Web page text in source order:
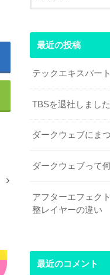
最近の投稿
テックエキスパー
TBSを退社しました
ダークウェブにま
ダークウェブって
アフターエフェク
整レイヤーの違い
最近のコメント